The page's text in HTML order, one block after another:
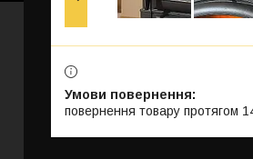
повернення товару протягом